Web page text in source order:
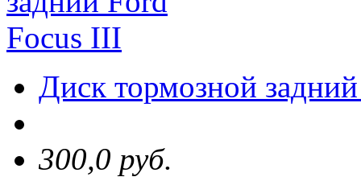
Диск тормозной
300,0 руб.